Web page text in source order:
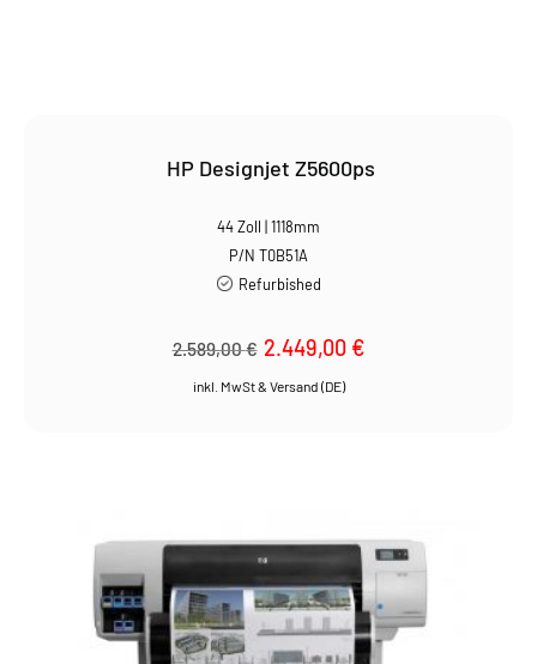
HP Designjet Z5600ps
44 Zoll | 1118mm
P/N T0B51A
Refurbished
2.589,00€ Ursprünglicher
Preis
2.449,00 €Aktueller